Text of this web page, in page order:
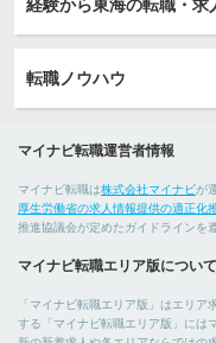
経験から東海の転職・求
転職ノウハウ
マイナビ転職運営者情報
マイナビ転職は株式会社マイナビが
厚生労働省の求人情報提供の適正化
推進協議会が定めたガイドラインを
マイナビ転職エリア版について
「マイナビ転職エリア版」はエリア
する「マイナビ転職エリア版」には